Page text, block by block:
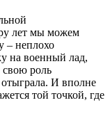
лет мы можем
– неплохо
на военный лад,
роль
И вполне
той точкой, где